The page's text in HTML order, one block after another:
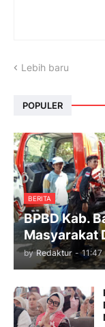
Lebih baru
POPULER
BERITA
BPBD Kab.
Masyarakat
by Redaktur - 11:47